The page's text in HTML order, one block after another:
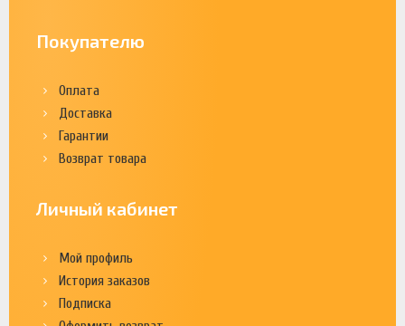
Покупателю
Оплата
Доставка
Гарантии
Возврат товара
Личный кабинет
Мой профиль
История заказов
Подписка